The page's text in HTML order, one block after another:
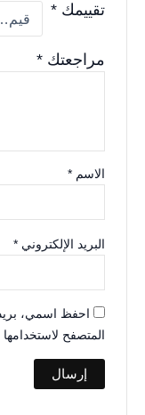
تقييمك*
مراجعتك*
الاسم*
البريد الإلكتروني*
احفظ اسمي،
المتصفح